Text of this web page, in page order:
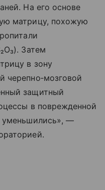
На его основе
матрицу, похожую
Затем
в зону
черепно‑мозговой
защитный
в поврежденной
уменьшились», —